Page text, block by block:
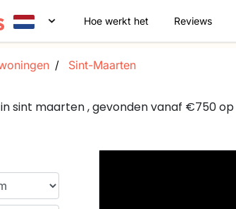
Hoe werkt het Reviews
Sint-Maarten
sint maarten , gevonden vanaf €750 op